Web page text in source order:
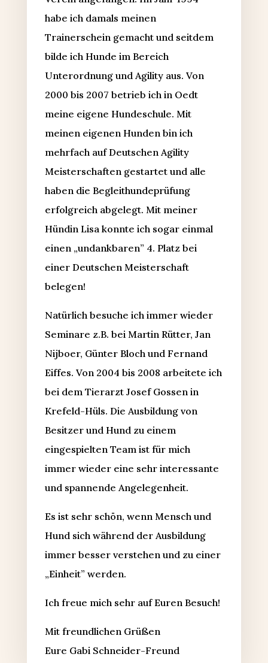
habe ich damals meinen
Trainerschein gemacht und seitdem
bilde ich Hunde im Bereich
Unterordnung und Agility aus. Von
2000 bis 2007 betrieb ich in Oedt
meine eigene Hundeschule. Mit
meinen eigenen Hunden bin ich
mehrfach auf Deutschen Agility
Meisterschaften gestartet und alle
haben die Begleithundeprüfung
erfolgreich abgelegt. Mit meiner
Hündin Lisa konnte ich sogar einmal
einen „undankbaren” 4. Platz bei
einer Deutschen Meisterschaft
belegen!
Natürlich besuche ich immer wieder
Seminare z.B. bei Martin Rütter, Jan
Nijboer, Günter Bloch und Fernand
Eiffes. Von 2004 bis 2008 arbeitete ich
bei dem Tierarzt Josef Gossen in
Krefeld-Hüls. Die Ausbildung von
Besitzer und Hund zu einem
eingespielten Team ist für mich
immer wieder eine sehr interessante
und spannende Angelegenheit.
Es ist sehr schön, wenn Mensch und
Hund sich während der Ausbildung
immer besser verstehen und zu einer
„Einheit” werden.
Ich freue mich sehr auf Euren Besuch!
Mit freundlichen Grüßen
Eure Gabi Schneider-Freund